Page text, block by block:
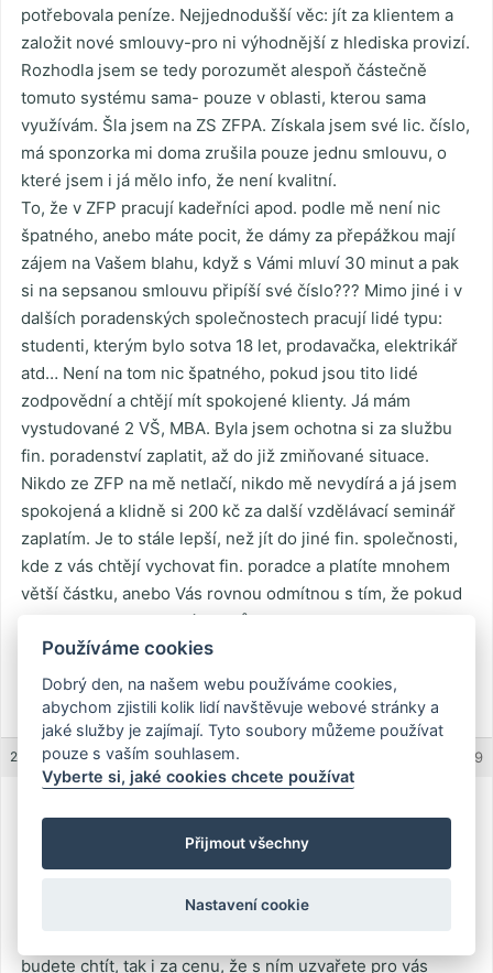
potřebovala peníze. Nejjednodušší věc: jít za klientem a
založit nové smlouvy-pro ni výhodnější z hlediska provizí.
Rozhodla jsem se tedy porozumět alespoň částečně
tomuto systému sama- pouze v oblasti, kterou sama
využívám. Šla jsem na ZS ZFPA. Získala jsem své lic. číslo,
má sponzorka mi doma zrušila pouze jednu smlouvu, o
které jsem i já mělo info, že není kvalitní.
To, že v ZFP pracují kadeřníci apod. podle mě není nic
špatného, anebo máte pocit, že dámy za přepážkou mají
zájem na Vašem blahu, když s Vámi mluví 30 minut a pak
si na sepsanou smlouvu připíší své číslo??? Mimo jiné i v
dalších poradenských společnostech pracují lidé typu:
studenti, kterým bylo sotva 18 let, prodavačka, elektrikář
atd… Není na tom nic špatného, pokud jsou tito lidé
zodpovědní a chtějí mít spokojené klienty. Já mám
vystudované 2 VŠ, MBA. Byla jsem ochotna si za službu
fin. poradenství zaplatit, až do již zmiňované situace.
Nikdo ze ZFP na mě netlačí, nikdo mě nevydírá a já jsem
spokojená a klidně si 200 kč za další vzdělávací seminář
zaplatím. Je to stále lepší, než jít do jiné fin. společnosti,
kde z vás chtějí vychovat fin. poradce a platíte mnohem
větší částku, anebo Vás rovnou odmítnou s tím, že pokud
nechcete pracovat, máte smůlu.
Yetti
22.11.2011 (15:43) #1579
REPLY
To všechno je mazání medu kolem huby. Když něco
budete chtít, tak i za cenu, že s ním uzvařete pro vás
Používáme cookies
Dobrý den, na našem webu používáme cookies,
abychom zjistili kolik lidí navštěvuje webové stránky a
jaké služby je zajímají. Tyto soubory můžeme používat
pouze s vaším souhlasem.
Vyberte si, jaké cookies chcete používat
Přijmout všechny
Nastavení cookie